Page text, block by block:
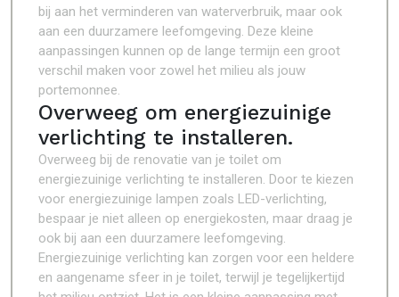
bij aan het verminderen van waterverbruik, maar ook
aan een duurzamere leefomgeving. Deze kleine
aanpassingen kunnen op de lange termijn een groot
verschil maken voor zowel het milieu als jouw
portemonnee.
Overweeg om energiezuinige
verlichting te installeren.
Overweeg bij de renovatie van je toilet om
energiezuinige verlichting te installeren. Door te kiezen
voor energiezuinige lampen zoals LED-verlichting,
bespaar je niet alleen op energiekosten, maar draag je
ook bij aan een duurzamere leefomgeving.
Energiezuinige verlichting kan zorgen voor een heldere
en aangename sfeer in je toilet, terwijl je tegelijkertijd